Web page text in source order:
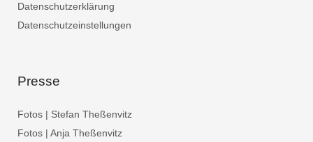
Datenschutzerklärung
Datenschutzeinstellungen
Presse
Fotos | Stefan Theßenvitz
Fotos | Anja Theßenvitz